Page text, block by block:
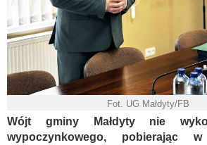
Fot. UG Małdyty/FB
Wójt gminy Małdyty nie
wypoczynkowego, pobierając